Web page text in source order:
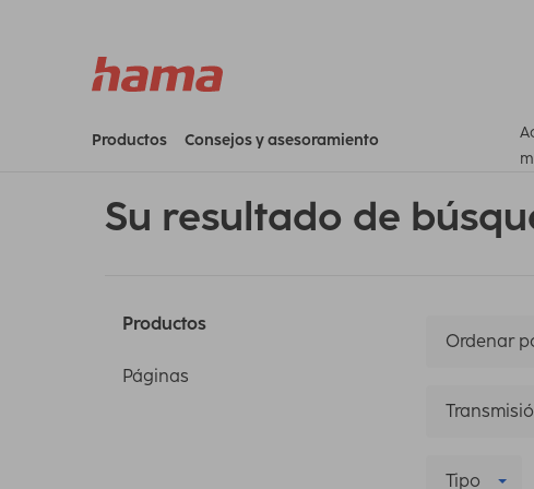
Productos Consejos y asesoramiento
Su resultado de
Productos
Páginas
Ordenar
Tipo